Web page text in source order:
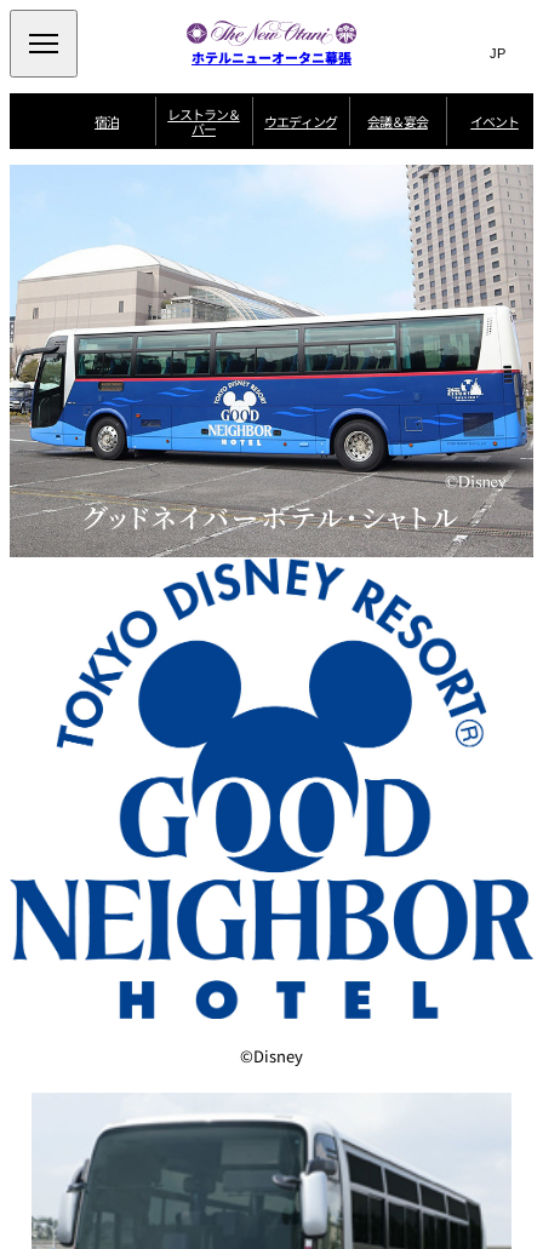
ホテルニューオータニ幕張 Search
サ
ト
内
検
索
窓
を
開
閉
言
切
替
え
メ
ニ
ュ
ー
を
開
閉
JP(日本語)
EN
宿泊
覧
覧
ニューオータニク
スイートご宿泊特
誕生日や記念日の
お祝いに
～アニバーサリー
～
朝食
～BREAKFAST～
ルームサービス
～ROOM SERVICE
～
よ
く
あ
る
ご
質
問
レストラン＆
バー
バー
ビュッフェ
SATSUKI
オールデイダイニング
SATSUKI
季処（日本料理）
千羽鶴 山茶花 一心
中国料理
大観苑
鉄板焼
欅
スイーツ
パティスリー
SATSUKI
ザ・ラウンジ
ベイコートカ
フェ
Shell the
Garden＜期間
限定＞
ルームサービス
ご案内
ウエディング
ウ
エ
デ
ィ
ン
グ
ウエディングスタ
イル
挙式 料理・ケーキ
ウエディングスト
ーリー 独立型邸宅 資料請求
よくあるご質問
ホテルへのアクセ
ス
会議＆宴会
会
議
＆
宴
会
プ
ラ
ン
一
覧
記念日・お祝いで
のご利用に
【宴会用】テイク
アウトメニュー
特
と
オ
プ
シ
ン
イベント
グッドネイバーホテル・シャトル
©Disney